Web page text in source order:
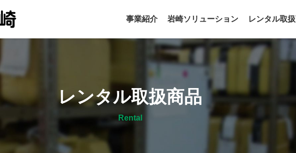
事業紹介 岩崎ソリューション レンタル取
レンタル取扱商品
Rental